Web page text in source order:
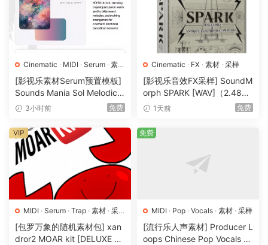
🏠 HomePage
Cinematic · MIDI · Serum · 素材
· 采样·预置
[影视乐素材Serum预置模板]
Sounds Mania Sol Melodic
Deep [WAV, MiDi]（1.23G
3小时前 免费
Cinematic · FX · 素材 · 采样
[影视乐音效FX采样] SoundM
orph SPARK [WAV]（2.48G
B）1天前 免费
MIDI · Serum · Trap · 素材 · 采
样·预置
[包罗万象的随机素材包] xan
dror2 MOAR kit [DELUXE VE
VIP
MIDI · Pop · Vocals · 素材 · 采样
[流行乐人声素材] Producer L
oops Chinese Pop Vocals Vo
免费